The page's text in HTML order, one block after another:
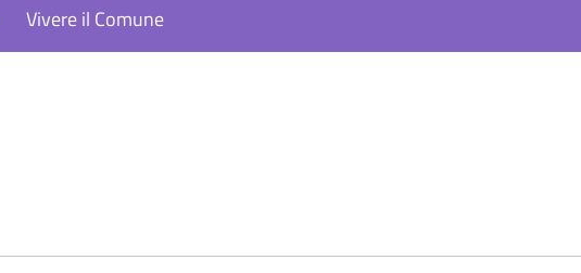
Vivere il Comune